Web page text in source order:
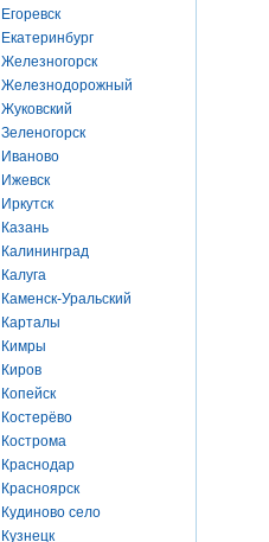
Егоревск
Екатеринбург
Железногорск
Железнодорожный
Жуковский
Зеленогорск
Иваново
Ижевск
Иркутск
Казань
Калининград
Калуга
Каменск-Уральский
Карталы
Кимры
Киров
Копейск
Костерёво
Кострома
Краснодар
Красноярск
Кудиново село
Кузнецк